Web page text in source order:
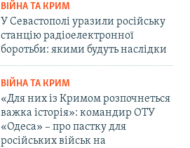
ВІЙНА ТА КРИМ
У Севастополі уразили російську
станцію радіоелектронної
боротьби: якими будуть наслідки
ВІЙНА ТА КРИМ
«Для них із Кримом розпочнеться
важка історія»: командир ОТУ
«Одеса» – про пастку для
російських військ на